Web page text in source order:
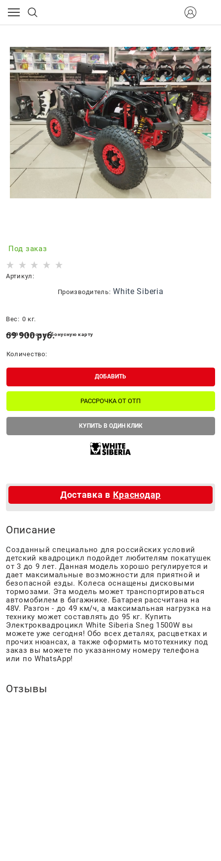
Под заказ
Артикул:
Производитель: White Siberia
Вес: 0 кг.
69 900 руб.
+699 бонусов на бонусную карту
Количество:
ДОБАВИТЬ
РАССРОЧКА ОТ ОТП
КУПИТЬ В ОДИН КЛИК
Доставка в Краснодар
Описание
Созданный специально для российских условий
детский квадроцикл подойдет любителям покатушек
от 3 до 9 лет. Данная модель хорошо регулируется и
дает максимальные возможности для приятной и
безопасной езды. Колеса оснащены дисковыми
тормозами. Эта модель может транспортироваться
автомобилем в багажнике. Батарея рассчитана на
48V. Разгон - до 49 км/ч, а максимальная нагрузка на
технику может составлять до 95 кг. Купить
Электроквадроцикл White SiberiaSneg 1500W вы
можете уже сегодня! Обо всех деталях, расцветках и
прочих нюансах, а также оформить мототехнику под
заказ вы можете по указанному номеру телефона
или по WhatsApp!
Отзывы